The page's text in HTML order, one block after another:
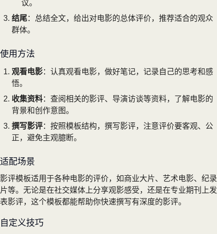
议。
结尾：总结全文，给出对电影的总体评价，推荐适合的观众
群体。
使用方法
观看电影：认真观看电影，做好笔记，记录自己的思考和感
悟。
收集资料：查阅相关的影评、导演访谈等资料，了解电影的
背景和创作意图。
撰写影评：按照模板结构，撰写影评，注意评价要客观、公
正，避免主观臆断。
适配场景
影评模板适用于各种电影的评价，如商业大片、艺术电影、纪录
片等。无论是在社交媒体上分享观影感受，还是在专业期刊上发
表影评，这个模板都能帮助你快速撰写有深度的影评。
自定义技巧